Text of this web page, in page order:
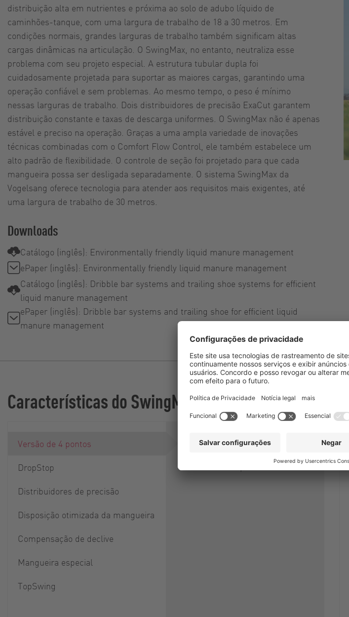
distribuição alta em nutrientes e próxima ao solo de adubo líquido de
caminhões-tanque, com uma largura de trabalho de 18 a 30 metros. Em
condições normais, grandes larguras de trabalho também significam altas
cargas dinâmicas na articulação. O SwingMax, no entanto, neutraliza esse
problema com seu projeto especial. A estrutura tubular dupla foi
cuidadosamente projetada para suportar as maiores cargas, garantindo uma
operação confiável e sem problemas. Ao mesmo tempo, o peso é mínimo
nessas larguras de trabalho. Dois distribuidores de precisão ExaCut garantem
distribuição constante e taxas de descarga uniformes. O SwingMax não é apenas
estável e preciso na operação. Graças a uma ampla variedade de inovações
técnicas combinadas com o Comfort Flow Control, ele também estabelece um
alto padrão de flexibilidade. O controle de seção foi projetado para que cada
mangueira possa ser desligada separadamente. O sistema SwingMax da
Vogelsang oferece tecnologia para atender aos requisitos mais exigentes, até
uma largura de trabalho de 30 metros.
Downloads
Catálogo (inglês): Environmentally friendly liquid manure management
ePaper (inglês): Environmentally friendly liquid manure management
Catálogo (inglês): Dribble bar systems and trailing shoe systems for efficient
liquid manure management
ePaper (inglês): Dribble bar systems and trailing shoe for efficient liquid
manure management
Características do SwingMax
Versão de 4 pontos
DropStop
Distribuidores de precisão
Disposição otimizada da mangueira
Compensação de declive
Mangueira especial
TopSwing
A unidade foi projetada para ser